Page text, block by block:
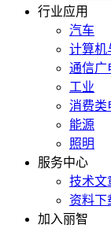
行业应用
汽车
计算机
通信广
工业
消费类
能源
照明
服务中心
技术文
资料下
加入丽智